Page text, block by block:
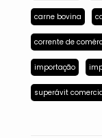
carne bovina
corrente de
importação
superávit